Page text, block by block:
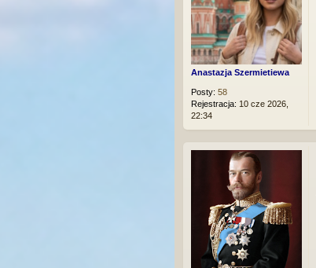
Anastazja Szermietiewa
Posty: 58
Rejestracja: 10 cze 2026,
22:34